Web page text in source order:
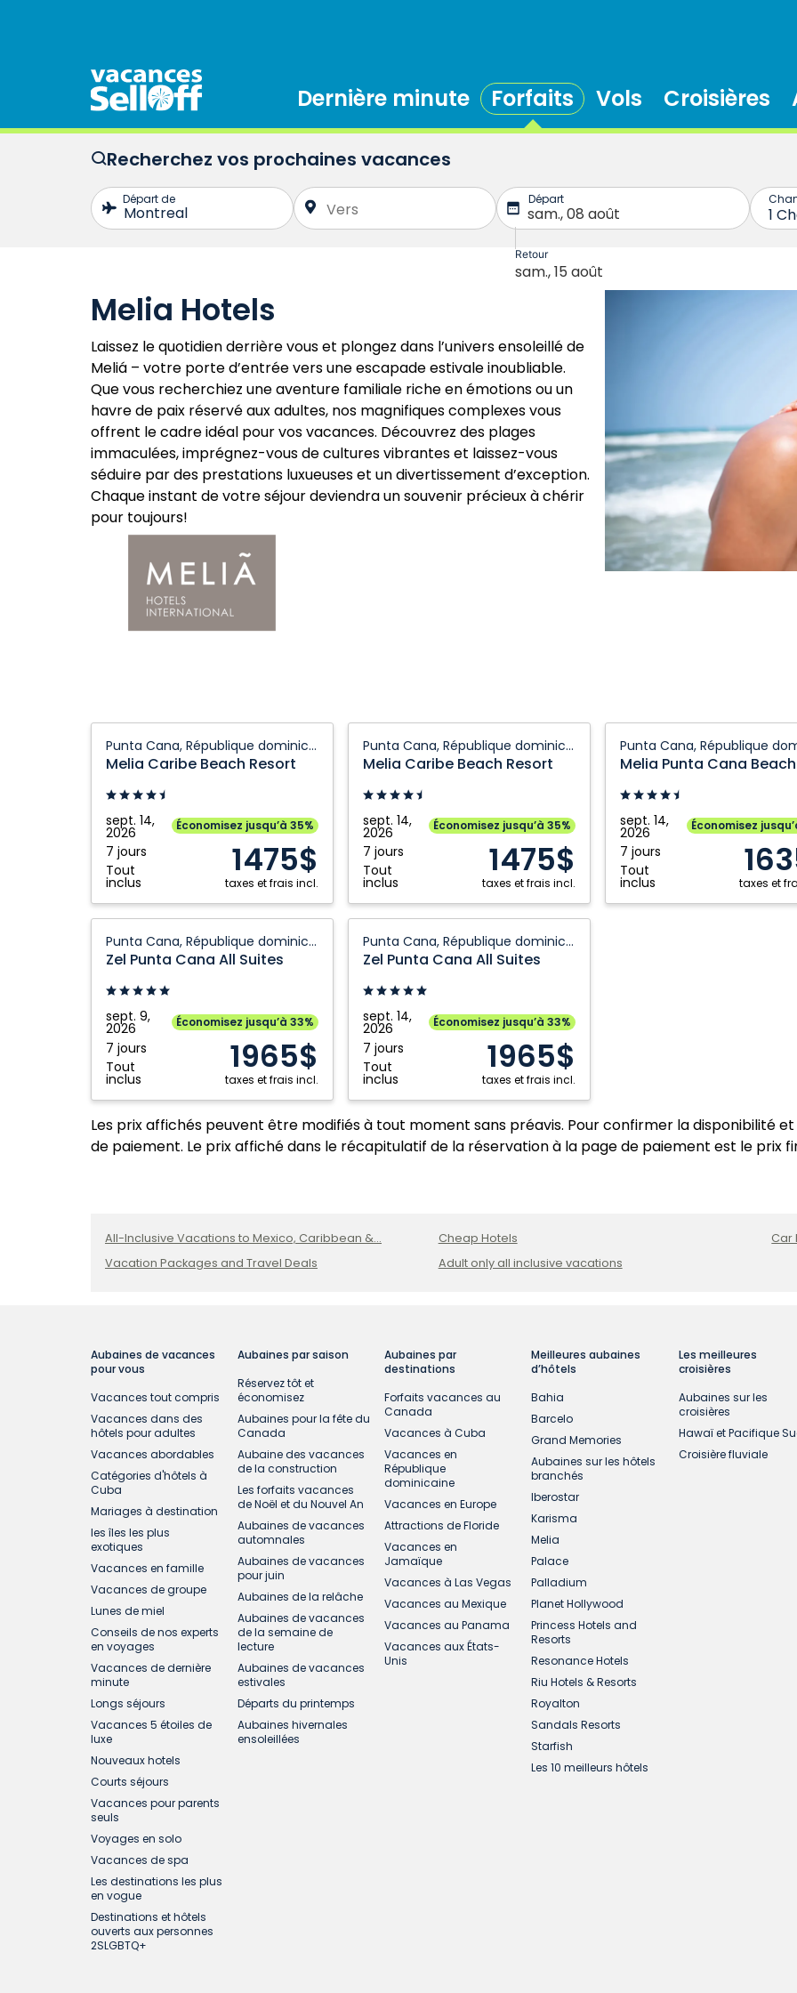
Dernière minute Forfaits Vols Croisières
Recherchez vos prochaines vacances
Melia Hotels
Laissez le quotidien derrière vous et plongez dans l’univers ensoleillé de
Meliá – votre porte d’entrée vers une escapade estivale inoubliable.
Que vous recherchiez une aventure familiale riche en émotions ou un
havre de paix réservé aux adultes, nos magnifiques complexes vous
offrent le cadre idéal pour vos vacances. Découvrez des plages
immaculées, imprégnez-vous de cultures vibrantes et laissez-vous
séduire par des prestations luxueuses et un divertissement d’exception.
Chaque instant de votre séjour deviendra un souvenir précieux à chérir
pour toujours!
Punta Cana, République dominicaine
Melia Caribe Beach Resort
sept. 14,
2026
7 jours
Tout
inclus
Économisez jusqu’à 35%
1475$
taxes et frais incl.
Caribe
Beach
Resort:
Punta
Cana,
République
dominicaine
Punta Cana, République dominicaine
Melia Caribe Beach Resort
sept. 14,
2026
7 jours
Tout
inclus
Économisez jusqu’à 35%
1475$
taxes et frais incl.
Caribe
Beach
Resort:
Punta
Cana,
République
dominicaine
sept. 14,
2026
7 jours
Tout
inclus
Économisez
taxes et
Punta
Cana
Beach
Wellness
Inclusive
Resort
Adults
Punta Cana, République dominicaine
Zel Punta Cana All Suites
sept. 9,
2026
7 jours
Tout
inclus
Économisez jusqu’à 33%
1965$
taxes et frais incl.
Punta
Cana
All
Suites:
Punta
Cana,
République
dominicaine
Punta Cana, République dominicaine
Zel Punta Cana All Suites
sept. 14,
2026
7 jours
Tout
inclus
Économisez jusqu’à 33%
1965$
taxes et frais incl.
Punta
Cana
All
Suites:
Punta
Cana,
République
dominicaine
Les prix affichés peuvent être modifiés à tout moment sans préavis. Pour confirmer la disponibilité et
de paiement. Le prix affiché dans le récapitulatif de la réservation à la page de paiement est le prix
All-Inclusive Vacations to Mexico, Caribbean &...
Vacation Packages and Travel Deals
Cheap Hotels
Adult only all inclusive vacations
Car
Aubaines de vacances
pour vous
Vacances tout compris
Vacances dans des
hôtels pour adultes
Vacances abordables
Catégories d'hôtels à
Cuba
Mariages à destination
les îles les plus
exotiques
Vacances en famille
Vacances de groupe
Lunes de miel
Conseils de nos experts
en voyages
Vacances de dernière
minute
Longs séjours
Vacances 5 étoiles de
luxe
Nouveaux hotels
Courts séjours
Vacances pour parents
seuls
Voyages en solo
Vacances de spa
Les destinations les plus
en vogue
Destinations et hôtels
ouverts aux personnes
2SLGBTQ+
Aubaines par saison
Réservez tôt et
économisez
Aubaines pour la fête du
Canada
Aubaine des vacances
de la construction
Les forfaits vacances
de Noël et du Nouvel An
Aubaines de vacances
automnales
Aubaines de vacances
pour juin
Aubaines de la relâche
Aubaines de vacances
de la semaine de
lecture
Aubaines de vacances
estivales
Départs du printemps
Aubaines hivernales
ensoleillées
Aubaines par
destinations
Forfaits vacances au
Canada
Vacances à Cuba
Vacances en
République
dominicaine
Vacances en Europe
Attractions de Floride
Vacances en
Jamaïque
Vacances à Las Vegas
Vacances au Mexique
Vacances au Panama
Vacances aux États-
Unis
Meilleures aubaines
d’hôtels
Bahia
Barcelo
Grand Memories
Aubaines sur les hôtels
branchés
Iberostar
Karisma
Melia
Palace
Palladium
Planet Hollywood
Princess Hotels and
Resorts
Resonance Hotels
Riu Hotels & Resorts
Royalton
Sandals Resorts
Starfish
Les 10 meilleurs hôtels
Les meilleures
croisières
Aubaines sur les
croisières
Hawaï et Pacifique
Croisière fluviale